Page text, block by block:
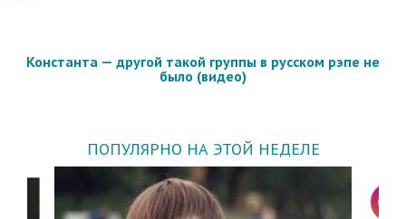
Константа — другой такой группы в русском рэпе не
было (видео)
ПОПУЛЯРНО НА ЭТОЙ НЕДЕЛЕ